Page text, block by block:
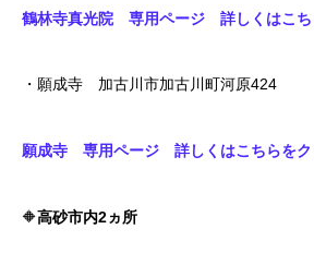
鶴林寺真光院 専用ページ 詳しくはこち
・願成寺 加古川市加古川町河原424
願成寺 専用ページ 詳しくはこちらをク
🔶高砂市内2ヵ所